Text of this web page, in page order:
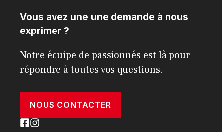
Vous avez une une demande à nous
exprimer ?
Notre équipe de passionnés est là pour
répondre à toutes vos questions.
NOUS CONTACTER